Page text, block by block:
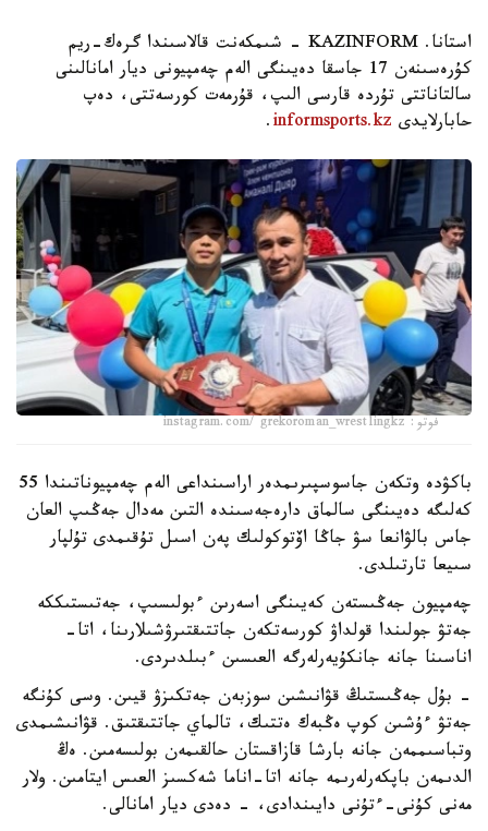
استانا. KAZINFORM - شىمكەنت قالاسىندا گرەك-ريم
كۇرەسىنەن 17 جاسقا دەيىنگى الەم چەمپيونى ديار امانالىنى
سالتاناتتى تۇردە قارسى الىپ، قۇرمەت كورسەتتى، دەپ
حابارلايدى informsports.kz
.
فوتو: instagram.com/ grekoroman_wrestlingkz
باكۋدە وتكەن جاسوسپىرىمدەر اراسىنداعى الەم چەمپيوناتىندا 55
كەلىگە دەيىنگى سالماق دارەجەسىندە التىن مەدال جەڭىپ العان
جاس بالۋانعا سۋ جاڭا اۆتوكولىك پەن اسىل تۇقىمدى تۇلپار
سىيعا تارتىلدى.
چەمپيون جەڭىستەن كەيىنگى اسەرىن ءبولىسىپ، جەتىستىككە
جەتۋ جولىندا قولداۋ كورسەتكەن جاتتىقتىرۋشىلارىنا، اتا-
اناسىنا جانە جانكۇيەرلەرگە العىسىن ءبىلدىردى.
- بۇل جەڭىستىڭ قۋانىشىن سوزبەن جەتكىزۋ قيىن. وسى كۇنگە
جەتۋ ءۇشىن كوپ ەڭبەك ەتتىك، تالماي جاتتىقتىق. قۋانىشىمدى
وتباسىممەن جانە بارشا قازاقستان حالقىمەن بولىسەمىن. ەڭ
الدىمەن باپكەرلەرىمە جانە اتا-اناما شەكسىز العىس ايتامىن. ولار
مەنى كۇنى-ءتۇنى دايىندادى، - دەدى ديار امانالى.